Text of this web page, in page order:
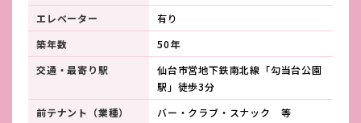
エレベーター
有り
築年数
50年
交通・最寄り駅
仙台市営地下鉄南北線「勾当台公園
駅」徒歩3分
前テナント（業種）
バー・クラブ・スナック 等